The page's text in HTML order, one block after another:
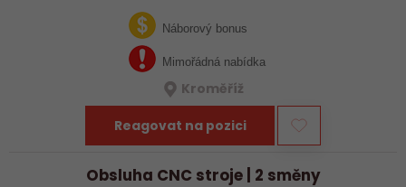
Uplatnění u nás najdou zkušení obráběči i absolventi
technických oborů, kteří se…Náborový bonus
Mimořádná nabídka
Kroměříž
Reagovat na pozici
Obsluha CNC stroje | 2 směny